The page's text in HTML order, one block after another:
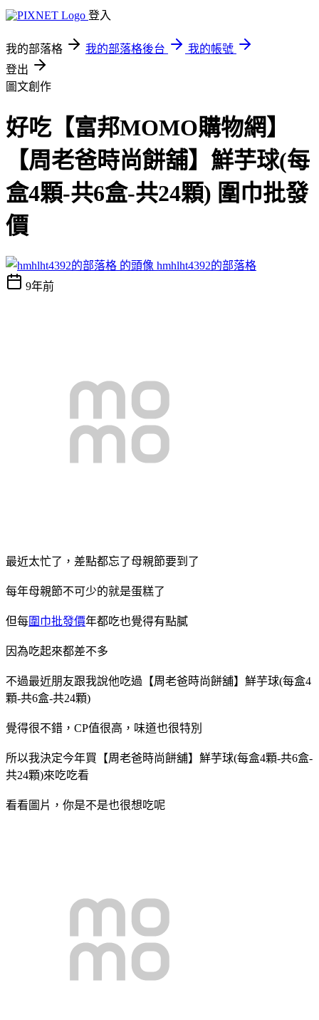
登入
我的部落格 我的部落格後台
我的帳號
登出
圖文創作
好吃【富邦MOMO購物網】
【周老爸時尚餅舖】鮮芋球(每
盒4顆-共6盒-共24顆) 圍巾批發
價
hmhlht4392的部落格
9年前
最近太忙了，差點都忘了母親節要到了
每年母親節不可少的就是蛋糕了
但每圍巾批發價年都吃也覺得有點膩
因為吃起來都差不多
不過最近朋友跟我說他吃過 【周老爸時尚餅舖】鮮芋球(每盒4
顆-共6盒-共24顆)
覺得很不錯，CP值很高，味道也很特別
所以我決定今年買 【周老爸時尚餅舖】鮮芋球(每盒4顆-共6盒-
共24顆)來吃吃看
看看圖片，你是不是也很想吃呢